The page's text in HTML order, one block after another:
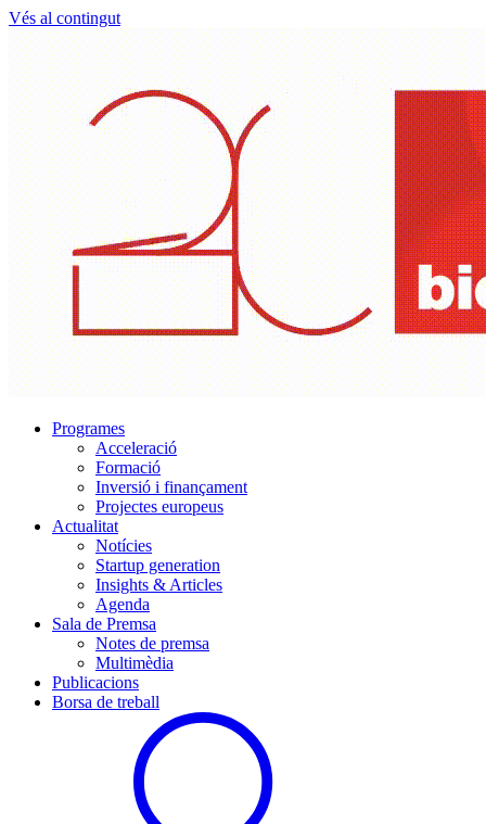
Vés al contingut
Programes
Acceleració
Formació
Inversió i finançament
Projectes europeus
Actualitat
Notícies
Startup generation
Insights & Articles
Agenda
Sala de Premsa
Notes de premsa
Multimèdia
Publicacions
Borsa de treball